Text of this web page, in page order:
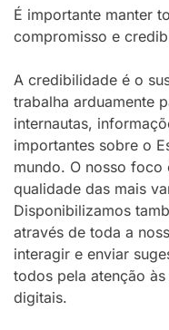
É importante manter
compromisso e
A credibilidade é o
trabalha arduamente
internautas,
importantes sobre o
mundo. O nosso foco
qualidade das mais
Disponibilizamos
através de toda a
interagir e enviar
todos pela atenção
digitais.